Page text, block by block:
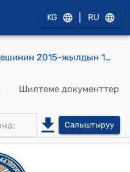
KG RU
КР Жогорку Кеңешинин 2015-жылдын 1-апрелиндеги № 4929-V «Кыргыз Республикасынын Жогорку Кеңешинин Регламенти жөнүндө» Кыргыз Республикасынын Мыйзамына толуктоолорду жана өзгөртүү киргизүү тууралуу» Кыргыз Республикасынын Мыйзамынын долбоорун экинчи окууда кабыл алуу жөнүндө" токтому
Шилтеме документтер
Салыштыруу